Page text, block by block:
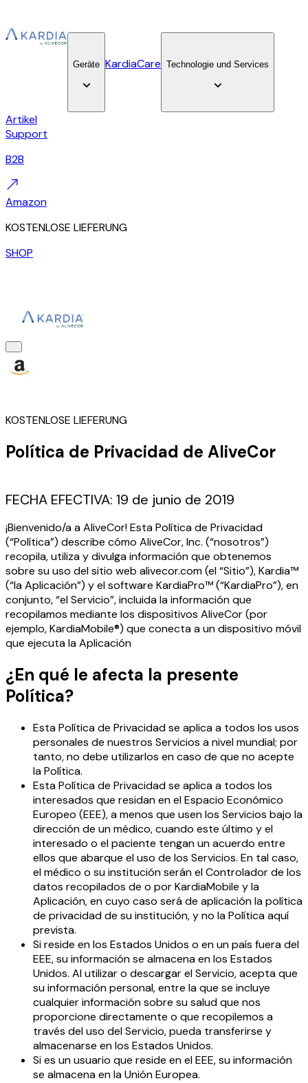
Geräte KardiaCare Technologie und Services
Artikel
Support
B2B
Amazon
KOSTENLOSE LIEFERUNG
SHOP
KOSTENLOSE LIEFERUNG
Política de Privacidad de AliveCor
FECHA EFECTIVA: 19 de junio de 2019
¡Bienvenido/a a AliveCor! Esta Política de Privacidad
(“Política”) describe cómo AliveCor, Inc. (“nosotros”)
recopila, utiliza y divulga información que obtenemos
sobre su uso del sitio web alivecor.com (el “Sitio”), Kardia™
(“la Aplicación”) y el software KardiaPro™ (“KardiaPro”), en
conjunto, “el Servicio”, incluida la información que
recopilamos mediante los dispositivos AliveCor (por
ejemplo, KardiaMobile®) que conecta a un dispositivo móvil
que ejecuta la Aplicación
¿En qué le afecta la presente
Política?
Esta Política de Privacidad se aplica a todos los usos
personales de nuestros Servicios a nivel mundial; por
tanto, no debe utilizarlos en caso de que no acepte
la Política.
Esta Política de Privacidad se aplica a todos los
interesados que residan en el Espacio Económico
Europeo (EEE), a menos que usen los Servicios bajo la
dirección de un médico, cuando este último y el
interesado o el paciente tengan un acuerdo entre
ellos que abarque el uso de los Servicios. En tal caso,
el médico o su institución serán el Controlador de los
datos recopilados de o por KardiaMobile y la
Aplicación, en cuyo caso será de aplicación la política
de privacidad de su institución, y no la Política aquí
prevista.
Si reside en los Estados Unidos o en un país fuera del
EEE, su información se almacena en los Estados
Unidos. Al utilizar o descargar el Servicio, acepta que
su información personal, entre la que se incluye
cualquier información sobre su salud que nos
proporcione directamente o que recopilemos a
través del uso del Servicio, pueda transferirse y
almacenarse en los Estados Unidos.
Si es un usuario que reside en el EEE, su información
se almacena en la Unión Europea.